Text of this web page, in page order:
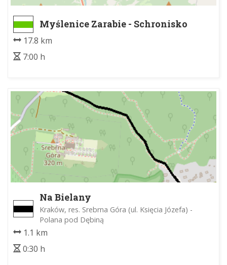
Myślenice Zarabie - Schronisko
PTTK na Kudłaczach
17.8 km
7:00 h
Na Bielany
Kraków, res. Srebrna Góra (ul. Księcia Józefa) -
Polana pod Dębiną
1.1 km
0:30 h